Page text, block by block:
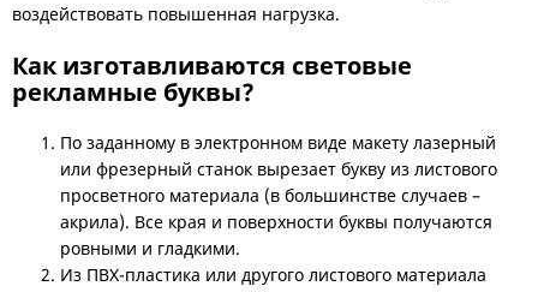
воздействовать повышенная нагрузка.
Как изготавливаются световые
рекламные буквы?
По заданному в электронном виде макету лазерный
или фрезерный станок вырезает букву из листового
просветного материала (в большинстве случаев –
акрила). Все края и поверхности буквы получаются
ровными и гладкими.
Из ПВХ-пластика или другого листового материала